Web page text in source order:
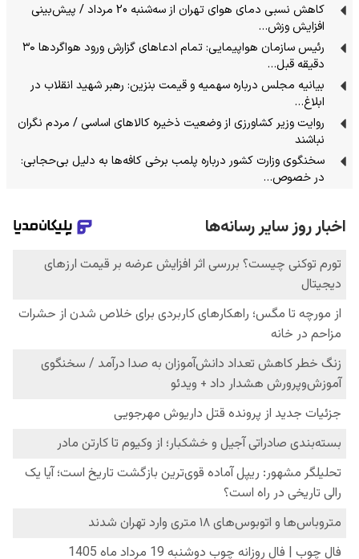
کاهش نسبی دمای هوای تهران از سه‌شنبه 20 مرداد / پیش‌بینی
افزایش وزش…
رئیس سازمان هواپیمایی: تمام ادعاهای گزارش ورود هواگردها ٣٠
دقیقه قبل…
بیانیه مجلس درباره سهمیه و قیمت بنزین: رهبر شهید انقلاب در
ابلاغ…
روایت وزیر کشاورزی از وضعیت ذخیره کالاهای اساسی / مردم نگران
نباشند
سخنگوی وزارت کشور درباره پلمب برخی کافه‌ها به دلیل بی‌حجابی:
در خصوص…